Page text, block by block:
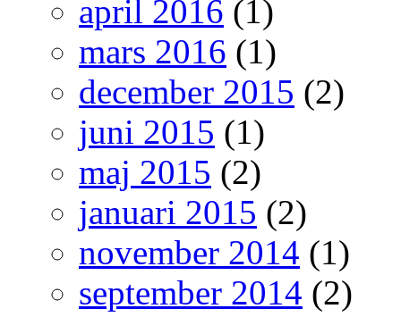
april 2016 (1)
mars 2016 (1)
december 2015 (2)
juni 2015 (1)
maj 2015 (2)
januari 2015 (2)
november 2014 (1)
september 2014 (2)